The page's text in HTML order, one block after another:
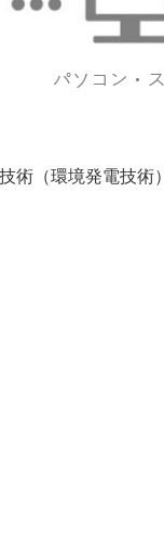
（環境発電技術